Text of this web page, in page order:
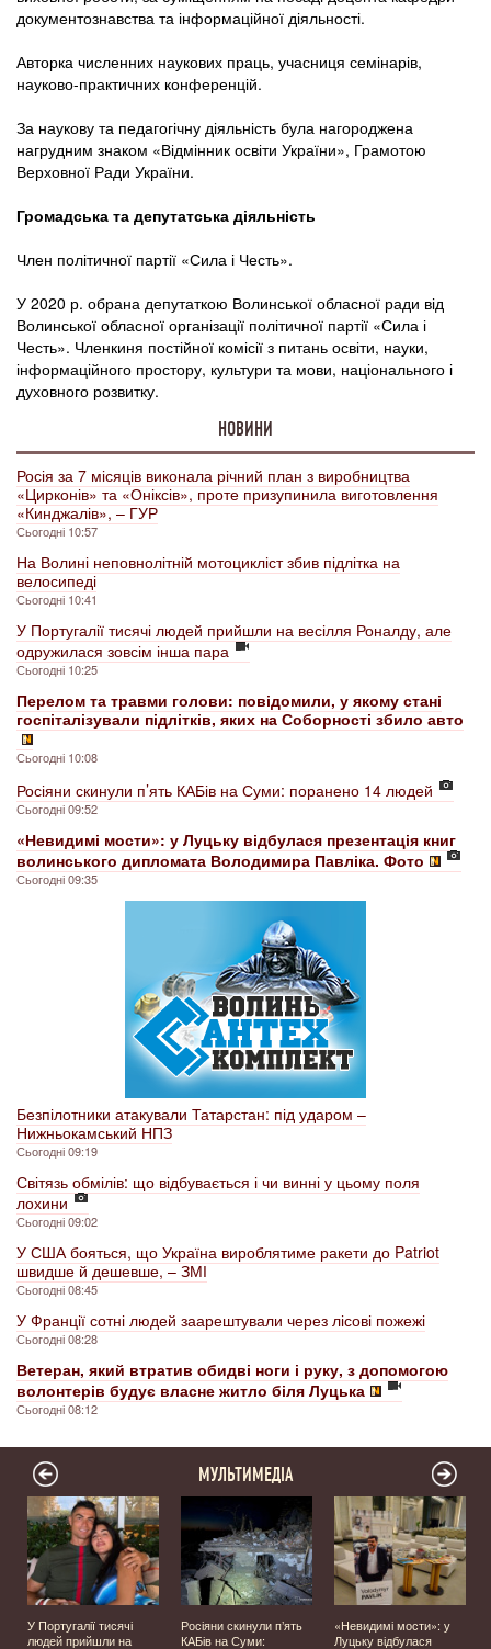
документознавства та інформаційної діяльності.
Авторка численних наукових праць, учасниця семінарів,
науково-практичних конференцій.
За наукову та педагогічну діяльність була нагороджена
нагрудним знаком «Відмінник освіти України», Грамотою
Верховної Ради України.
Громадська та депутатська діяльність
Член політичної партії «Сила і Честь».
У 2020 р. обрана депутаткою Волинської обласної ради від
Волинської обласної організації політичної партії «Сила і
Честь». Членкиня постійної комісії з питань освіти, науки,
інформаційного простору, культури та мови, національного і
духовного розвитку.
НОВИНИ
Росія за 7 місяців виконала річний план з виробництва
«Цирконів» та «Оніксів», проте призупинила виготовлення
«Кинджалів», – ГУР
Сьогодні 10:57
На Волині неповнолітній мотоцикліст збив підлітка на
велосипеді
Сьогодні 10:41
У Португалії тисячі людей прийшли на весілля Роналду, але
одружилася зовсім інша пара
Сьогодні 10:25
Перелом та травми голови: повідомили, у якому стані
госпіталізували підлітків, яких на Соборності збило авто
Сьогодні 10:08
Росіяни скинули п’ять КАБів на Суми: поранено 14 людей
Сьогодні 09:52
«Невидимі мости»: у Луцьку відбулася презентація книг
волинського дипломата Володимира Павліка. Фото
Сьогодні 09:35
Безпілотники атакували Татарстан: під ударом –
Нижньокамський НПЗ
Сьогодні 09:19
Світязь обмілів: що відбувається і чи винні у цьому поля
лохини
Сьогодні 09:02
У США бояться, що Україна вироблятиме ракети до Patriot
швидше й дешевше, – ЗМІ
Сьогодні 08:45
У Франції сотні людей заарештували через лісові пожежі
Сьогодні 08:28
Ветеран, який втратив обидві ноги і руку, з допомогою
волонтерів будує власне житло біля Луцька
Сьогодні 08:12
МУЛЬТИМЕДІА
У Португалії тисячі
людей прийшли на
Росіяни скинули п’ять
КАБів на Суми:
«Невидимі мости»: у
Луцьку відбулася